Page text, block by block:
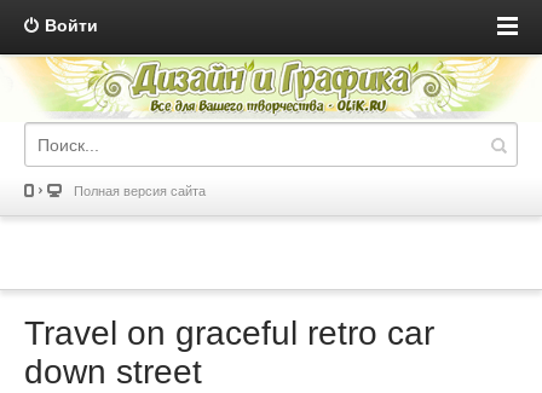
Войти
Полная версия сайта
Travel on graceful retro car
down street